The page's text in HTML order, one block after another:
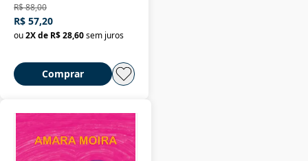
R$ 88,00
R$ 57,20
ou2X de R$ 28,60sem juros
Comprar